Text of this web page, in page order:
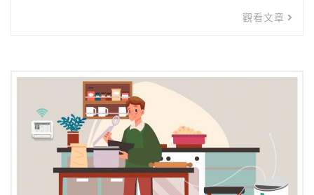
觀看文章